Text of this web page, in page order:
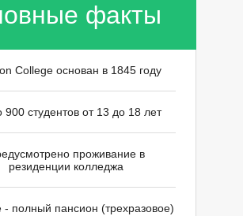
факты
College основан в 1845 году
900 студентов от 13 до 18 лет
проживание в
резиденции колледжа
- полный пансион (трехразовое)